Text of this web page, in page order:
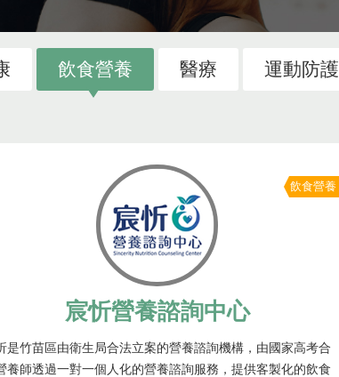
飲食營養 醫療 運動防護
飲食營養
宸忻營養諮詢中心
是竹苗區由衛生局合法立案的營養諮詢機構，由國家高考合
養師透過一對一個人化的營養諮詢服務，提供客製化的飲食